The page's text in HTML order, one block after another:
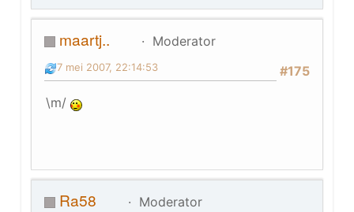
maartj..
Moderator
#175
7 mei 2007, 22:14:53
\m/
Ra58
Moderator